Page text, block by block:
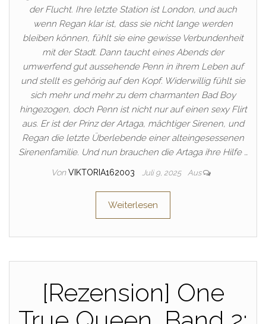
der Flucht. Ihre letzte Station ist London, und auch
wenn Regan klar ist, dass sie nicht lange werden
bleiben können, fühlt sie eine gewisse Verbundenheit
mit der Stadt. Dann taucht eines Abends der
umwerfend gut aussehende Penn in ihrem Leben auf
und stellt es gehörig auf den Kopf. Widerwillig fühlt sie
sich mehr und mehr zu dem charmanten Bad Boy
hingezogen, doch Penn ist nicht nur auf einen sexy Flirt
aus. Er ist der Prinz der Artaga, mächtiger Sirenen, und
Regan die letzte Überlebende einer alteingesessenen
Sirenenfamilie. Und nun brauchen die Artaga ihre Hilfe …
Von VIKTORIA162003 Juli 9, 2025 Aus
Weiterlesen
[Rezension] One